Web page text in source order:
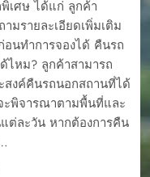
เศษ ได้แก่ ลูกค้า
มรายละเอียดเพิ่มเติม
อนทำการจองได้ คืนรถ
ไหม? ลูกค้าสามารถ
สงค์คืนรถนอกสถานที่ได้
ะพิจารณาตามพื้นที่และ
แต่ละวัน หากต้องการคืน